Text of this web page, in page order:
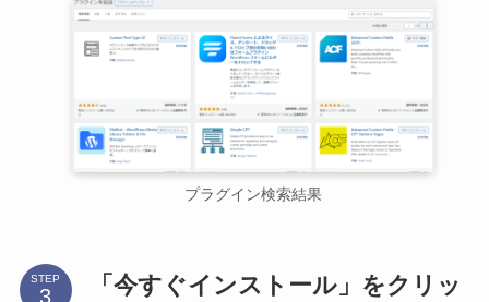
プラグイン検索結果
STEP
「今すぐインストール」をクリッ